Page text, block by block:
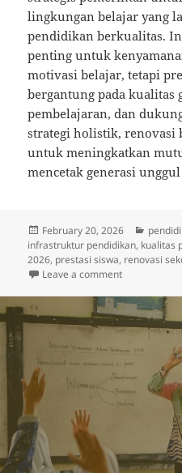
lingkungan belajar yang
pendidikan berkualitas.
penting untuk
motivasi belajar, tetapi
bergantung pada kualitas
pembelajaran, dan
strategi holistik, renovasi
untuk meningkatkan
mencetak generasi
Posted
on
February 20, 2026
infrastruktur pendidikan, kualitas
2026, prestasi siswa, renovasi
Leave a commenton Renovasi